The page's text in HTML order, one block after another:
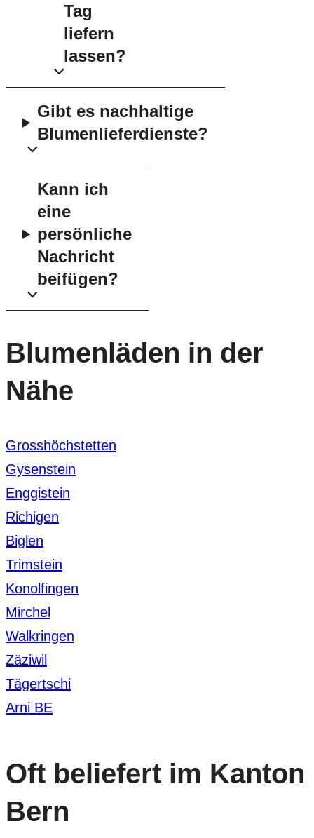
Tag
liefern
lassen?
Gibt es nachhaltige
Blumenlieferdienste?
Kann ich
eine
persönliche
Nachricht
beifügen?
Blumenläden in der
Nähe
Grosshöchstetten
Gysenstein
Enggistein
Richigen
Biglen
Trimstein
Konolfingen
Mirchel
Walkringen
Zäziwil
Tägertschi
Arni BE
Oft beliefert im Kanton
Bern